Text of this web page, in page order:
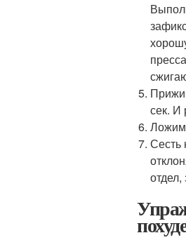
сек. И
Сесть